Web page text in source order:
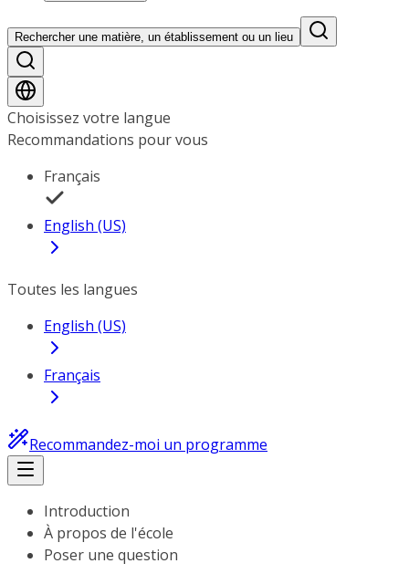
Rechercher une matière, un établissement ou un lieu
Choisissez votre langue
Recommandations pour vous
Français
English (US)
Toutes les langues
English (US)
Français
Recommandez-moi un programme
Introduction
À propos de l'école
Poser une question